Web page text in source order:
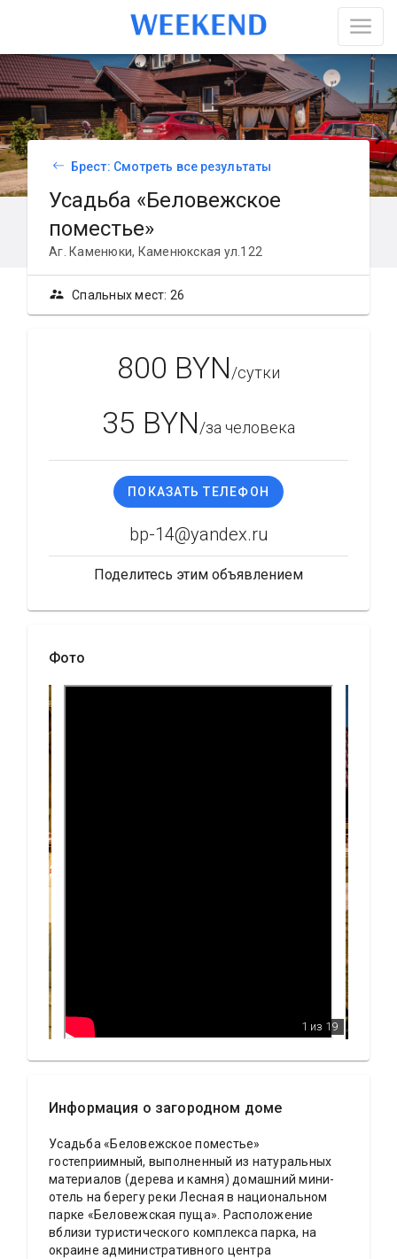
Брест: Смотреть все результаты
Усадьба «Беловежское
поместье»
Аг. Каменюки, Каменюкская ул.122
supervisor_account Спальных мест: 26
800 BYN/сутки
35 BYN/за человека
ПОКАЗАТЬ ТЕЛЕФОН
bp-14@yandex.ru
Поделитесь этим объявлением
Фото
1 из 19
Информация о загородном доме
Усадьба «Беловежское поместье»
гостеприимный, выполненный из натуральных
материалов (дерева и камня) домашний мини-
отель на берегу реки Лесная в национальном
парке «Беловежская пуща». Расположение
вблизи туристического комплекса парка, на
окраине административного центра